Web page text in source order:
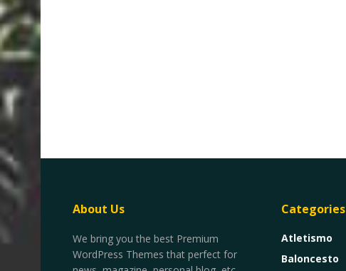
About Us
We bring you the best Premium
WordPress Themes that perfect for
Categories
Atletismo
Baloncesto